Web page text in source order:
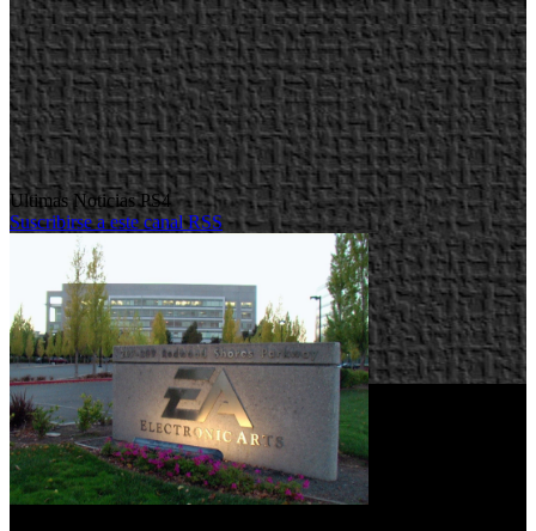
Ultimas Noticias PS4
Suscribirse a este canal RSS